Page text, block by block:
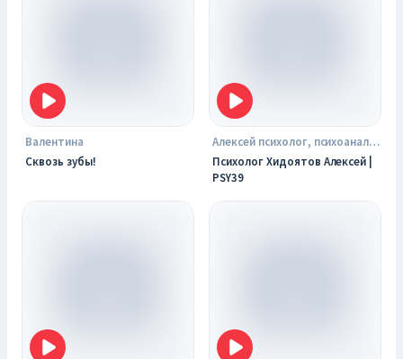
Валентина
Сквозь зубы!
Алексей психолог, психоаналитик, сексолог
Психолог Хидоятов Алексей |
PSY39